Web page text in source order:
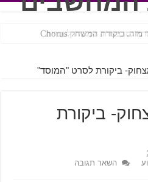
ביקורת לסרט "המוסד"
ביקורת
השאר תגובה